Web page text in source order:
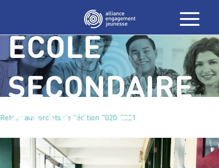
ÉCOLE
SECONDAIRE
CAMILLE-
Retour aux projets de l'édition 2020-2021